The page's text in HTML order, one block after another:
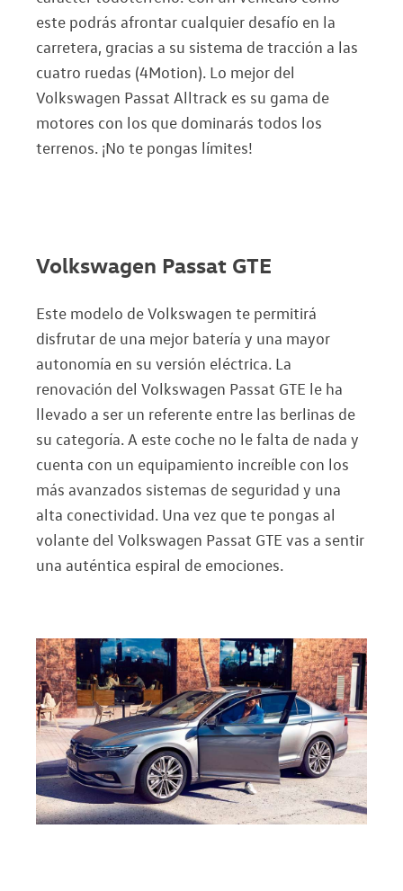
este podrás afrontar cualquier desafío en la
carretera, gracias a su sistema de tracción a las
cuatro ruedas (4Motion). Lo mejor del
Volkswagen Passat Alltrack es su gama de
motores con los que dominarás todos los
terrenos. ¡No te pongas límites!
Volkswagen Passat GTE
Este modelo de Volkswagen te permitirá
disfrutar de una mejor batería y una mayor
autonomía en su versión eléctrica. La
renovación del Volkswagen Passat GTE le ha
llevado a ser un referente entre las berlinas de
su categoría. A este coche no le falta de nada y
cuenta con un equipamiento increíble con los
más avanzados sistemas de seguridad y una
alta conectividad. Una vez que te pongas al
volante del Volkswagen Passat GTE vas a sentir
una auténtica espiral de emociones.